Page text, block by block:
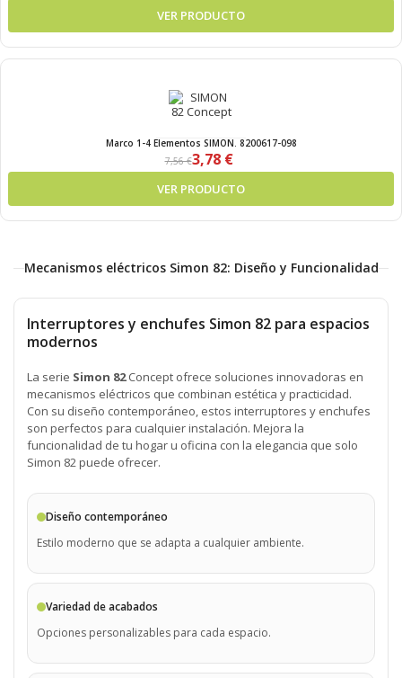
VER PRODUCTO
Marco 1-4 Elementos SIMON. 8200617-098
7,56 €3,78 €
VER PRODUCTO
Mecanismos eléctricos Simon 82: Diseño y Funcionalidad
Interruptores y enchufes Simon 82 para espacios
modernos
La serie Simon 82Concept ofrece soluciones innovadoras en
mecanismos eléctricos que combinan estética y practicidad.
Con su diseño contemporáneo, estos interruptores y enchufes
son perfectos para cualquier instalación. Mejora la
funcionalidad de tu hogar u oficina con la elegancia que solo
Simon 82 puede ofrecer.
Diseño contemporáneo
Estilo moderno que se adapta a cualquier ambiente.
Variedad de acabados
Opciones personalizables para cada espacio.